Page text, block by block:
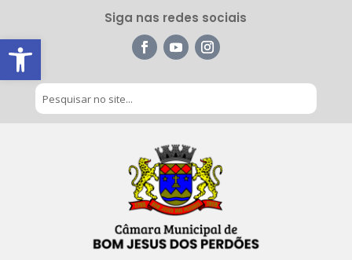
Barra de Ferramentas Aberta
Siga nas redes sociais